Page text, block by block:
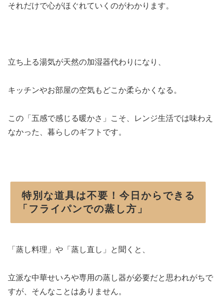
それだけで心がほぐれていくのがわかります。
立ち上る湯気が天然の加湿器代わりになり、
キッチンやお部屋の空気もどこか柔らかくなる。
この「五感で感じる暖かさ」こそ、レンジ生活では味わえ
なかった、暮らしのギフトです。
特別な道具は不要！今日からできる
「フライパンでの蒸し方」
「蒸し料理」や「蒸し直し」と聞くと、
立派な中華せいろや専用の蒸し器が必要だと思われがちで
すが、そんなことはありません。